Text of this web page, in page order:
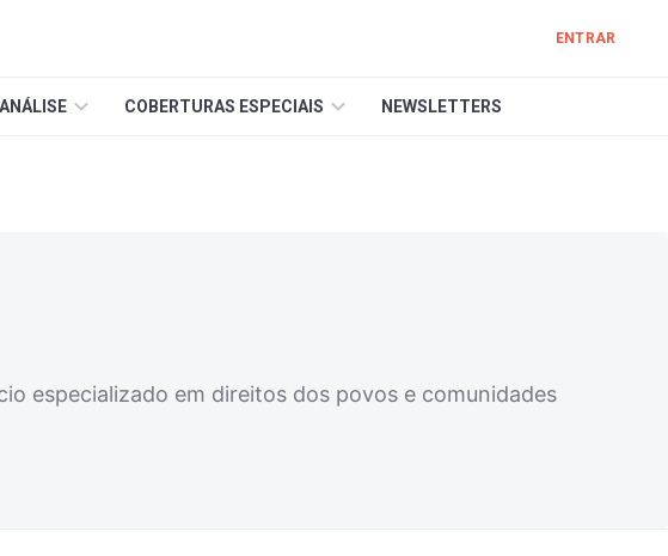
ENTRAR
COBERTURAS ESPECIAIS NEWSLETTERS
especializado em direitos dos povos e comunidades